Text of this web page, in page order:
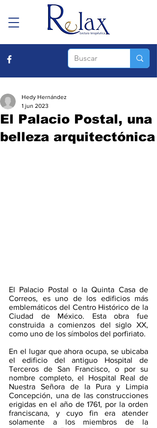
El Palacio Postal, una
belleza arquitectónica
Hedy Hernández
1 jun 2023
El Palacio Postal o la Quinta Casa de
Correos, es uno de los edificios más
emblemáticos del Centro Histórico de la
Ciudad de México. Esta obra fue
construida a comienzos del siglo XX,
como uno de los símbolos del porfiriato.
En el lugar que ahora ocupa, se ubicaba
el edificio del antiguo Hospital de
Terceros de San Francisco, o por su
nombre completo, el Hospital Real de
Nuestra Señora de la Pura y Limpia
Concepción, una de las construcciones
erigidas en el año de 1761, por la orden
franciscana, y cuyo fin era atender
solamente a los miembros de la